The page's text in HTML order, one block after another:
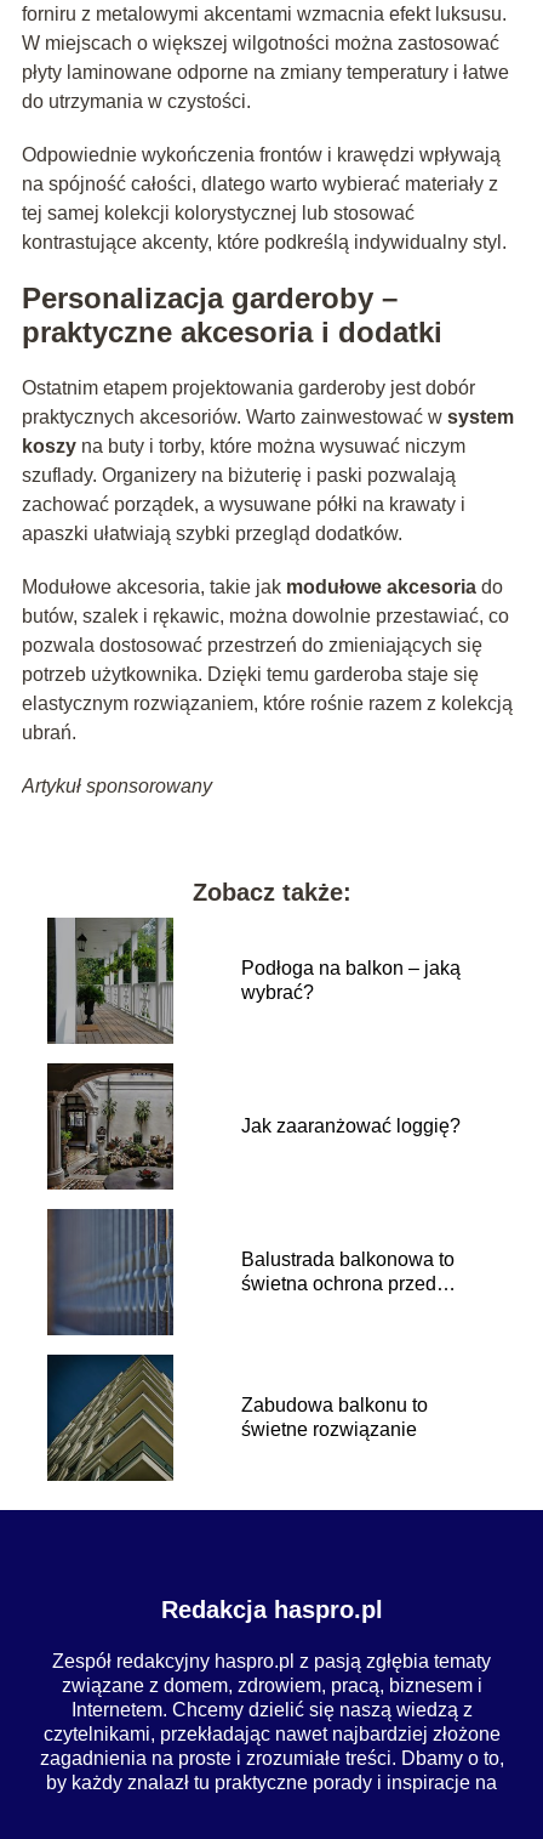
forniru z metalowymi akcentami wzmacnia efekt luksusu.
W miejscach o większej wilgotności można zastosować
płyty laminowane odporne na zmiany temperatury i łatwe
do utrzymania w czystości.
Odpowiednie wykończenia frontów i krawędzi wpływają
na spójność całości, dlatego warto wybierać materiały z
tej samej kolekcji kolorystycznej lub stosować
kontrastujące akcenty, które podkreślą indywidualny styl.
Personalizacja garderoby –
praktyczne akcesoria i dodatki
Ostatnim etapem projektowania garderoby jest dobór
praktycznych akcesoriów. Warto zainwestować w system
koszyna buty i torby, które można wysuwać niczym
szuflady. Organizery na biżuterię i paski pozwalają
zachować porządek, a wysuwane półki na krawaty i
apaszki ułatwiają szybki przegląd dodatków.
Modułowe akcesoria, takie jak modułowe akcesoriado
butów, szalek i rękawic, można dowolnie przestawiać, co
pozwala dostosować przestrzeń do zmieniających się
potrzeb użytkownika. Dzięki temu garderoba staje się
elastycznym rozwiązaniem, które rośnie razem z kolekcją
ubrań.
Artykuł sponsorowany
Zobacz także:
Podłoga na balkon – jaką
wybrać?
Jak zaaranżować loggię?
Balustrada balkonowa to
świetna ochrona przed
Zabudowa balkonu to
świetne rozwiązanie
Redakcja haspro.pl
Zespół redakcyjny haspro.pl z pasją zgłębia tematy
związane z domem, zdrowiem, pracą, biznesem i
Internetem. Chcemy dzielić się naszą wiedzą z
czytelnikami, przekładając nawet najbardziej złożone
zagadnienia na proste i zrozumiałe treści. Dbamy o to,
by każdy znalazł tu praktyczne porady i inspiracje na